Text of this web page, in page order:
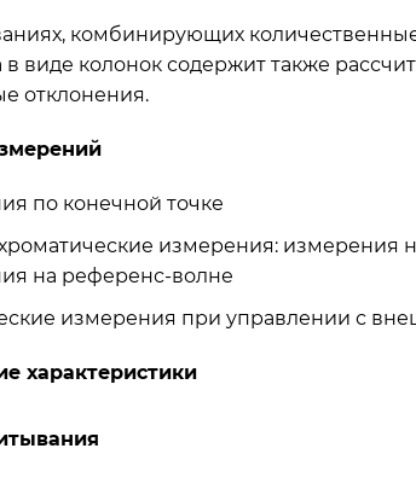
комбинирующих
в виде колонок содержит также
отклонения.
по конечной точке
измерения: измерения
на референс-волне
измерения при управлении с
характеристики